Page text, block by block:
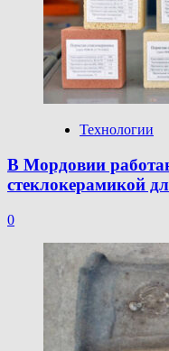
Технологии
В Мордовии
стеклокерамикой
0